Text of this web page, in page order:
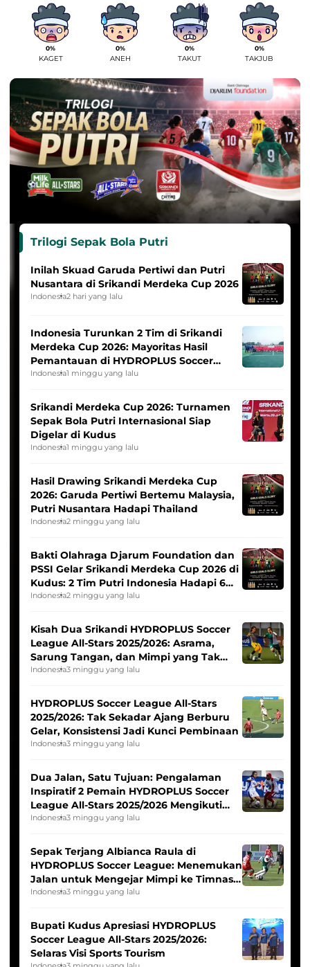
0%
KAGET
0%
ANEH
0%
TAKUT
0%
TAKJUB
Trilogi Sepak Bola Putri
Inilah Skuad Garuda Pertiwi dan Putri
Nusantara di Srikandi Merdeka Cup 2026
Indonesia2 hari yang lalu
Indonesia Turunkan 2 Tim di Srikandi
Merdeka Cup 2026: Mayoritas Hasil
Pemantauan di HYDROPLUS Soccer
League
Indonesia1 minggu yang lalu
Srikandi Merdeka Cup 2026: Turnamen
Sepak Bola Putri Internasional Siap
Digelar di Kudus
Indonesia1 minggu yang lalu
Hasil Drawing Srikandi Merdeka Cup
2026: Garuda Pertiwi Bertemu Malaysia,
Putri Nusantara Hadapi Thailand
Indonesia2 minggu yang lalu
Bakti Olahraga Djarum Foundation dan
PSSI Gelar Srikandi Merdeka Cup 2026 di
Kudus: 2 Tim Putri Indonesia Hadapi 6
Tim Asia
Indonesia2 minggu yang lalu
Kisah Dua Srikandi HYDROPLUS Soccer
League All-Stars 2025/2026: Asrama,
Sarung Tangan, dan Mimpi yang Tak
Pernah Padam
Indonesia3 minggu yang lalu
HYDROPLUS Soccer League All-Stars
2025/2026: Tak Sekadar Ajang Berburu
Gelar, Konsistensi Jadi Kunci Pembinaan
Indonesia3 minggu yang lalu
Dua Jalan, Satu Tujuan: Pengalaman
Inspiratif 2 Pemain HYDROPLUS Soccer
League All-Stars 2025/2026 Mengikuti
Seleksi Timnas Indonesia Putri
Indonesia3 minggu yang lalu
Sepak Terjang Albianca Raula di
HYDROPLUS Soccer League: Menemukan
Jalan untuk Mengejar Mimpi ke Timnas
Indonesia Putri
Indonesia3 minggu yang lalu
Bupati Kudus Apresiasi HYDROPLUS
Soccer League All-Stars 2025/2026:
Selaras Visi Sports Tourism